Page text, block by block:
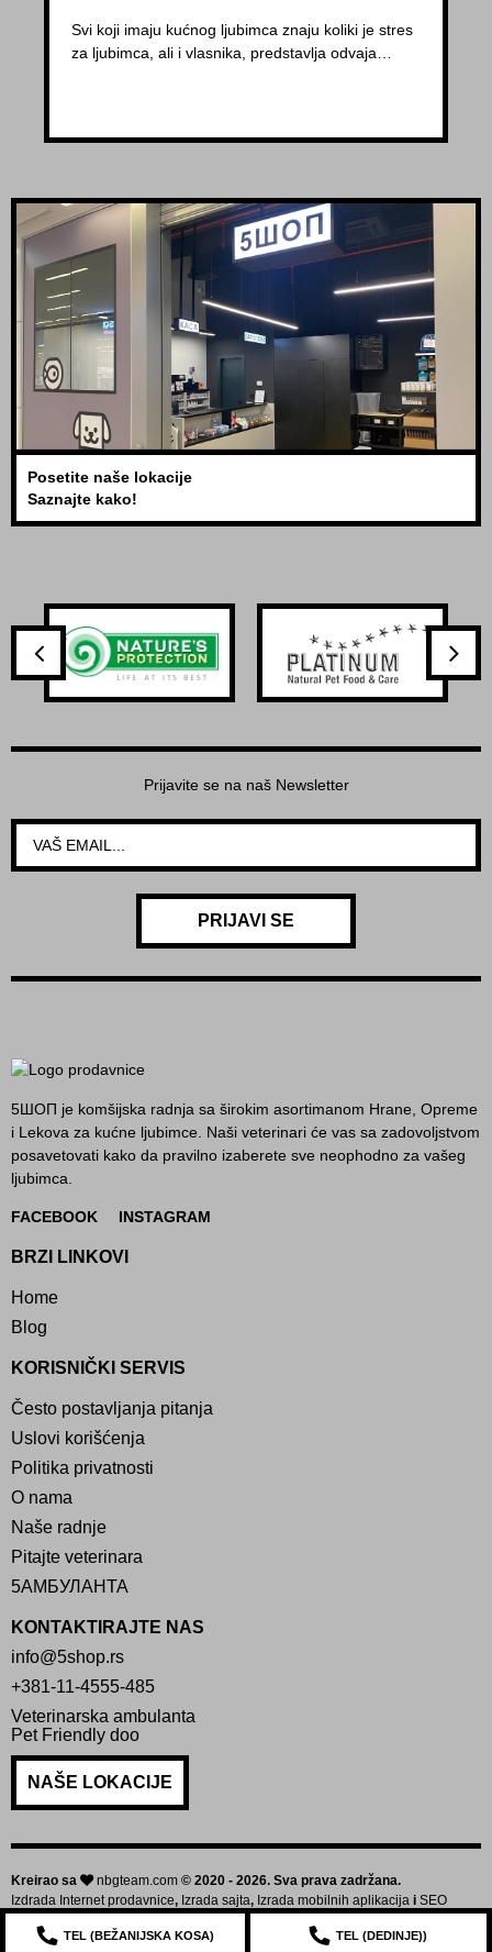
Svi koji imaju kućnog ljubimca znaju koliki je stres
za ljubimca, ali i vlasnika, predstavlja odvaja…
Posetite naše lokacije
Saznajte kako!
Prijavite se na naš Newsletter
PRIJAVI SE
5ШОП je komšijska radnja sa širokim asortimanom Hrane, Opreme
i Lekova za kućne ljubimce. Naši veterinari će vas sa zadovoljstvom
posavetovati kako da pravilno izaberete sve neophodno za vašeg
ljubimca.
FACEBOOK INSTAGRAM
BRZI LINKOVI
Home
Blog
KORISNIČKI SERVIS
Često postavljanja pitanja
Uslovi korišćenja
Politika privatnosti
O nama
Naše radnje
Pitajte veterinara
5АМБУЛАНТА
KONTAKTIRAJTE NAS
info@5shop.rs
+381-11-4555-485
Veterinarska ambulanta
Pet Friendly doo
NAŠE LOKACIJE
Kreirao sa nbgteam.com © 2020 - 2026. Sva prava zadržana.
Izdrada Internet prodavnice, Izrada sajta, Izrada mobilnih aplikacija i SEO
TEL (BEŽANIJSKA KOSA) TEL (DEDINJE))